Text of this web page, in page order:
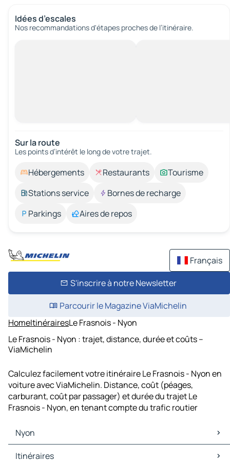
Idées d’escales
Nos recommandations d'étapes proches de l’itinéraire.
Sur la route
Les points d’intérêt le long de votre trajet.
Hébergements Restaurants
Tourisme
Stations service
Bornes de recharge
Parkings
Aires de repos
Français
S'inscrire à notre Newsletter
Parcourir le Magazine ViaMichelin
HomeItinérairesLe Frasnois - Nyon
Le Frasnois - Nyon : trajet, distance, durée et coûts –
ViaMichelin
Calculez facilement votre itinéraire Le Frasnois - Nyon en
voiture avec ViaMichelin. Distance, coût (péages,
carburant, coût par passager) et durée du trajet Le
Frasnois - Nyon, en tenant compte du trafic routier
Nyon
Nyon Cartes et plans
Itinéraires